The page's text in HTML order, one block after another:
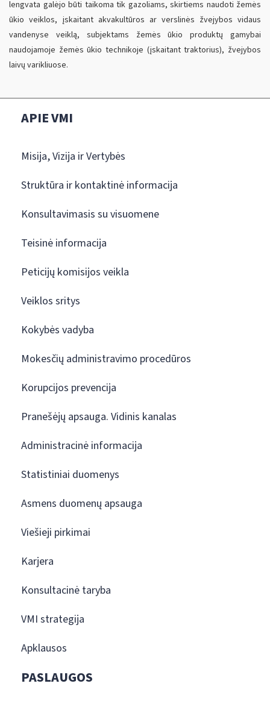
lengvata galėjo būti taikoma tik gazoliams, skirtiems naudoti žemės
ūkio veiklos, įskaitant akvakultūros ar verslinės žvejybos vidaus
vandenyse veiklą, subjektams žemės ūkio produktų gamybai
naudojamoje žemės ūkio technikoje (įskaitant traktorius), žvejybos
laivų varikliuose.
APIE VMI
Misija, Vizija ir Vertybės
Struktūra ir kontaktinė informacija
Konsultavimasis su visuomene
Teisinė informacija
Peticijų komisijos veikla
Veiklos sritys
Kokybės vadyba
Mokesčių administravimo procedūros
Korupcijos prevencija
Pranešėjų apsauga. Vidinis kanalas
Administracinė informacija
Statistiniai duomenys
Asmens duomenų apsauga
Viešieji pirkimai
Karjera
Konsultacinė taryba
VMI strategija
Apklausos
PASLAUGOS